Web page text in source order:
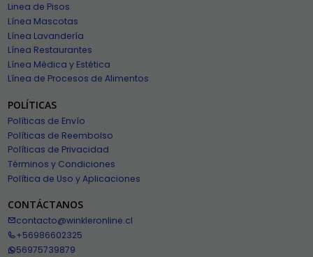
Linea de Pisos
Línea Mascotas
Línea Lavandería
Línea Restaurantes
Línea Médica y Estética
Línea de Procesos de Alimentos
POLÍTICAS
Políticas de Envío
Políticas de Reembolso
Políticas de Privacidad
Términos y Condiciones
Política de Uso y Aplicaciones
CONTÁCTANOS
contacto@winkleronline.cl
+56986602325
56975739879